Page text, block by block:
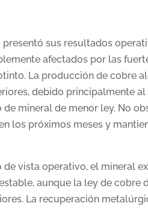
presentó sus resultados
afectados por las
La producción de cobre
debido principalmente
de mineral de menor ley. No
los próximos meses y
de vista operativo, el mineral
aunque la ley de cobre
La recuperación